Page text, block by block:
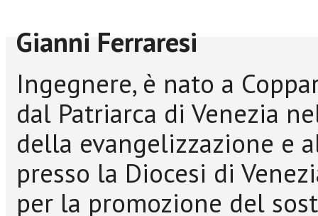
Gianni Ferraresi
Ingegnere, è nato a
dal Patriarca di Venezia
della evangelizzazione e
presso la Diocesi di
per la promozione del